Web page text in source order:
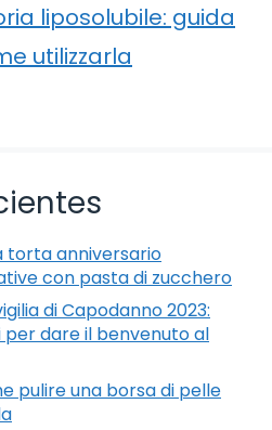
liposolubile: guida
utilizzarla
torta anniversario
con pasta di zucchero
di Capodanno 2023:
per dare il benvenuto al
pulire una borsa di pelle